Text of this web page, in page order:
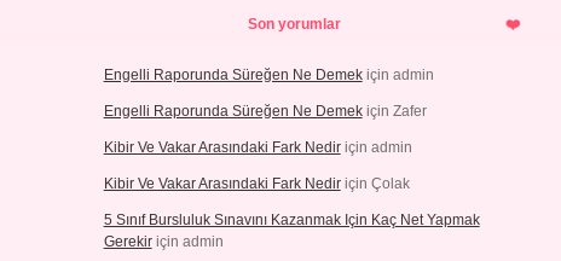
Son yorumlar
Engelli Raporunda Süreğen Ne Demekiçin admin
Engelli Raporunda Süreğen Ne Demekiçin Zafer
Kibir Ve Vakar Arasındaki Fark Nediriçin admin
Kibir Ve Vakar Arasındaki Fark Nediriçin Çolak
5 Sınıf Bursluluk Sınavını Kazanmak Için Kaç Net Yapmak
Gerekiriçin admin